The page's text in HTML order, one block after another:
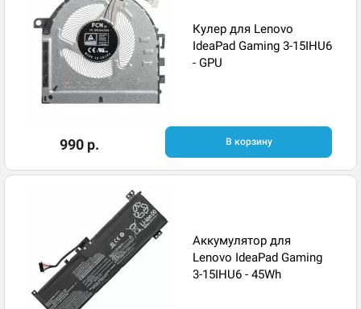
Кулер для Lenovo
IdeaPad Gaming 3-15IHU6
- GPU
990 р. В корзину
Аккумулятор для
Lenovo IdeaPad Gaming
3-15IHU6 - 45Wh